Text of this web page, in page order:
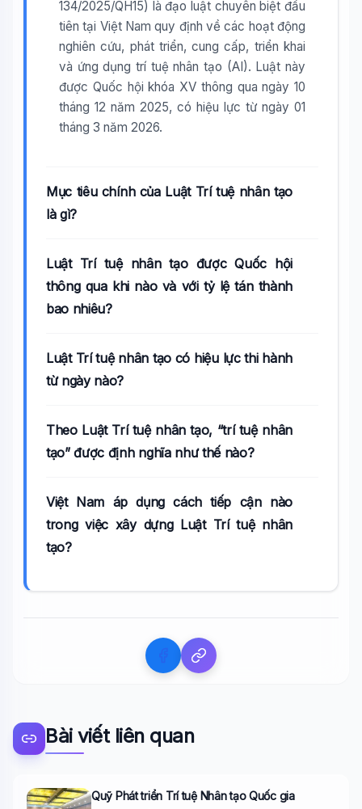
134/2025/QH15) là đạo luật chuyên biệt đầu
tiên tại Việt Nam quy định về các hoạt động
nghiên cứu, phát triển, cung cấp, triển khai
và ứng dụng trí tuệ nhân tạo (AI). Luật này
được Quốc hội khóa XV thông qua ngày 10
tháng 12 năm 2025, có hiệu lực từ ngày 01
tháng 3 năm 2026.
Mục tiêu chính của Luật Trí tuệ nhân tạo
là gì?
Luật Trí tuệ nhân tạo được Quốc hội
thông qua khi nào và với tỷ lệ tán thành
bao nhiêu?
Luật Trí tuệ nhân tạo có hiệu lực thi hành
từ ngày nào?
Theo Luật Trí tuệ nhân tạo, “trí tuệ nhân
tạo” được định nghĩa như thế nào?
Việt Nam áp dụng cách tiếp cận nào
trong việc xây dựng Luật Trí tuệ nhân
tạo?
Bài viết liên quan
Quỹ Phát triển Trí tuệ Nhân tạo Quốc gia